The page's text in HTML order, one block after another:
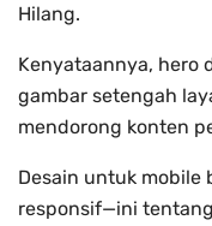
Hilang.
Kenyataannya, hero
gambar setengah
mendorong konten
Desain untuk mobile
responsif—ini